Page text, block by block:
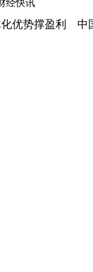
优势撑盈利 中